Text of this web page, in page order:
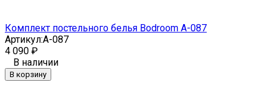
Комплект постельного белья Bodroom A-087
Артикул:A-087
4 090 ₽
В наличии
В корзину